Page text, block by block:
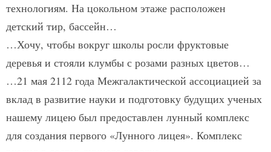
технологиям. На цокольном этаже расположен
детский тир, бассейн…
…Хочу, чтобы вокруг школы росли фруктовые
деревья и стояли клумбы с розами разных цветов…
…21 мая 2112 года Межгалактической ассоциацией за
вклад в развитие науки и подготовку будущих ученых
нашему лицею был предоставлен лунный комплекс
для создания первого «Лунного лицея». Комплекс